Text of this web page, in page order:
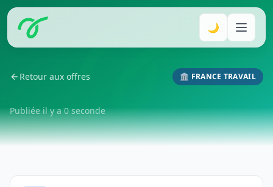
🌙
Retour aux offres 🏛️ FRANCE TRAVAIL
Publiée il y a 0 seconde